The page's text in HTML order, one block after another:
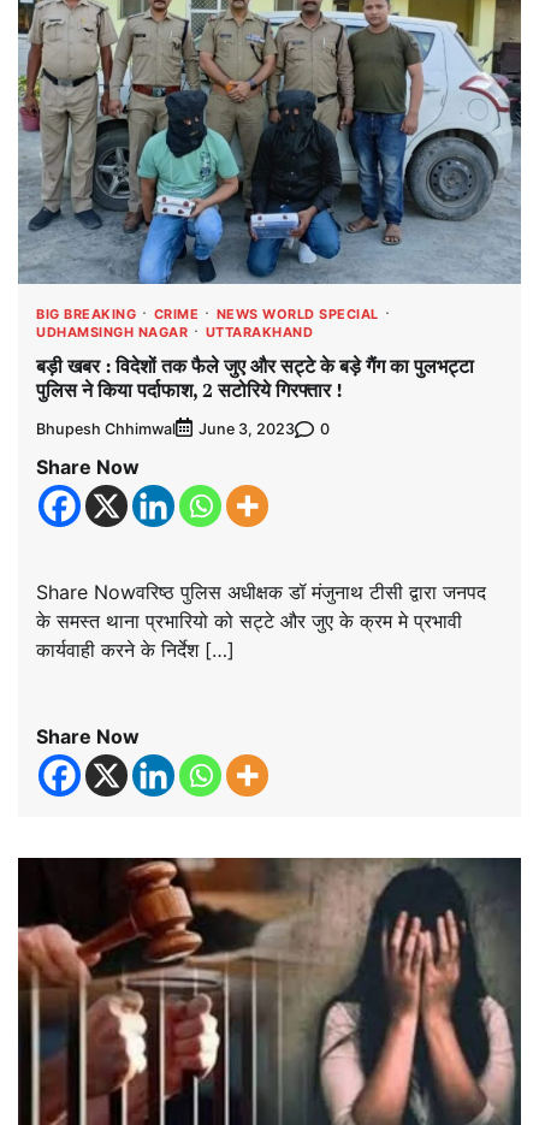
BIG BREAKING CRIME
NEWS WORLD SPECIAL
UDHAMSINGH NAGAR
UTTARAKHAND
बड़ी खबर : विदेशों तक फैले जुए और सट्टे के बड़े गैंग का पुलभट्टा
पुलिस ने किया पर्दाफाश, 2 सटोरिये गिरफ्तार !
Bhupesh Chhimwal June 3, 2023 0
Share Now
Share Nowवरिष्ठ पुलिस अधीक्षक डॉ मंजुनाथ टीसी द्वारा जनपद
के समस्त थाना प्रभारियो को सट्टे और जुए के क्रम मे प्रभावी
कार्यवाही करने के निर्देश […]
Share Now